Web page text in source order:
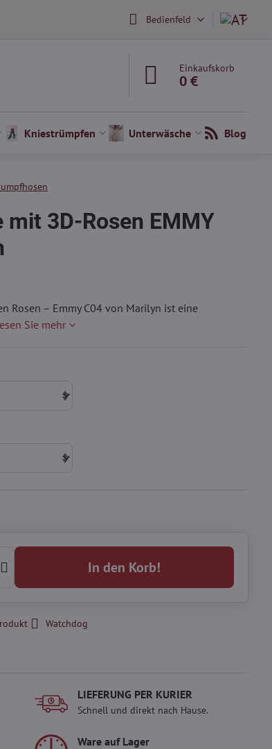
Bedienfeld
Einkaufskorb
0 €
Kniestrümpfen Unterwäsche Blog
3D-Rosen EMMY
Rosen – Emmy C04 von Marilyn ist eine
Sie mehr
In den Korb!
Watchdog
LIEFERUNG PER KURIER
Schnell und direkt nach Hause.
Ware auf Lager